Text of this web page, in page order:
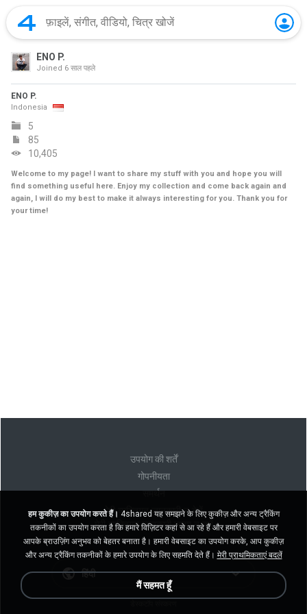
ENO P.
Joined 6 साल पहले
ENO P.
Indonesia
5
85
10,405
Welcome to my page! I want to share my stuff with you and hope you will
find something useful here. Enjoy my collection and come back again and
again, I will do my best to make it always interesting for you. Thank you for
your time!
उपयोग की शर्तें
गोपनीयता
समर्थन
मेरी व्यक्तिगत जानकारी न बेचें
मेरी व्यक्तिगत जानकारी साझा न करें
हिंदी
हम कुकीज़ का उपयोग करते हैं। 4shared यह समझने के लिए कुकीज़ और अन्य ट्रैकिंग
तकनीकों का उपयोग करता है कि हमारे विज़िटर कहां से आ रहे हैं और हमारी वेबसाइट पर
आपके ब्राउज़िंग अनुभव को बेहतर बनाता है। हमारी वेबसाइट का उपयोग करके, आप कुकीज़
और अन्य ट्रैकिंग तकनीकों के हमारे उपयोग के लिए सहमति देते हैं। मेरी प्राथमिकताएं बदलें
मैं सहमत हूँ